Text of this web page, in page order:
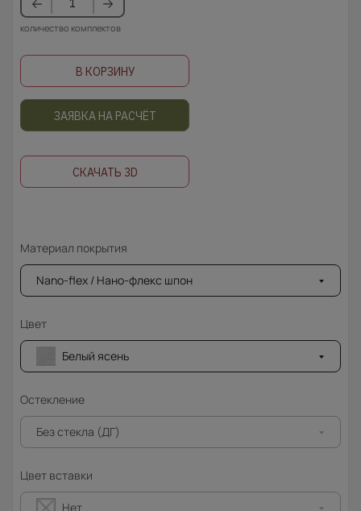
количество комплектов
В КОРЗИНУ
ЗАЯВКА НА РАСЧЁТ
СКАЧАТЬ 3D
Материал покрытия
Nano-flex / Нано-флекс шпон
Цвет
Белый ясень
Остекление
Без стекла (ДГ)
Цвет вставки
Нет